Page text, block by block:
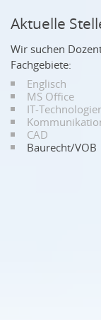
Aktuelle
Wir suchen
Fachgebiete:
Englisch
MS Office
IT-
CAD
Baurecht/VOB